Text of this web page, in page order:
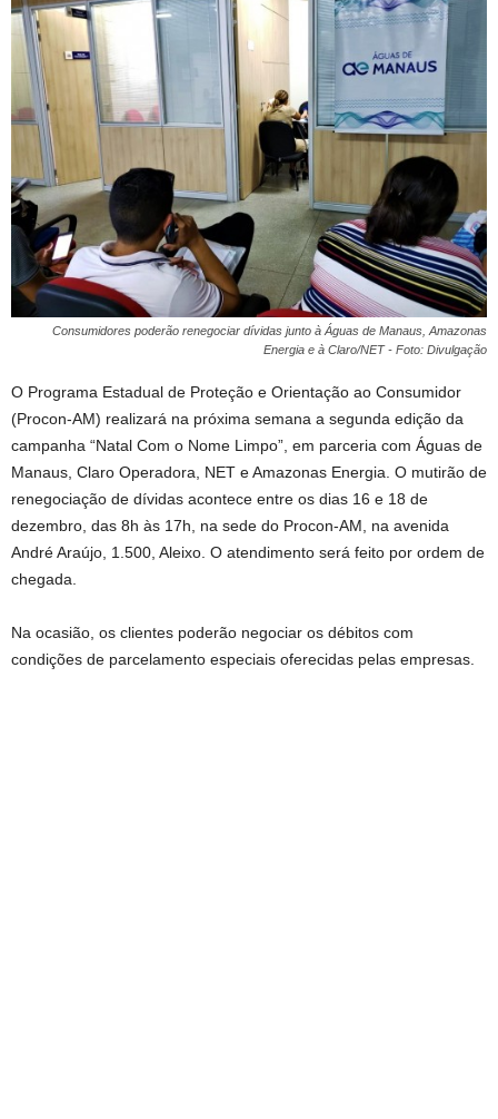
Consumidores poderão renegociar dívidas junto à Águas de Manaus, Amazonas
Energia e à Claro/NET - Foto: Divulgação
O Programa Estadual de Proteção e Orientação ao Consumidor
(Procon-AM) realizará na próxima semana a segunda edição da
campanha “Natal Com o Nome Limpo”, em parceria com Águas de
Manaus, Claro Operadora, NET e Amazonas Energia. O mutirão de
renegociação de dívidas acontece entre os dias 16 e 18 de
dezembro, das 8h às 17h, na sede do Procon-AM, na avenida
André Araújo, 1.500, Aleixo. O atendimento será feito por ordem de
chegada.
Na ocasião, os clientes poderão negociar os débitos com
condições de parcelamento especiais oferecidas pelas empresas.